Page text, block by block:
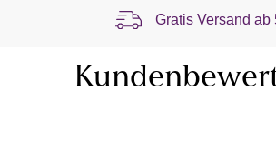
Gratis Versand ab